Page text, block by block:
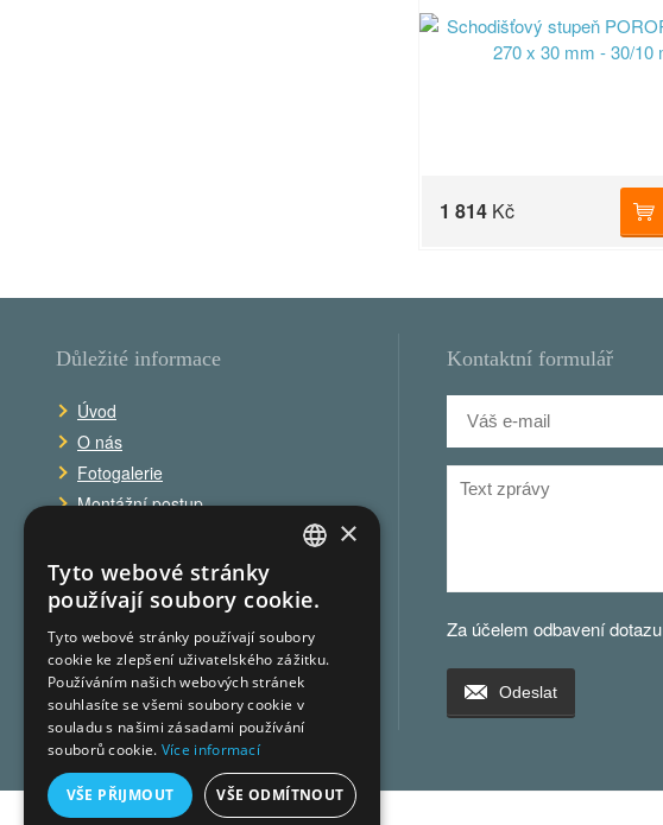
1 814 Kč
Důležité informace
Úvod
O nás
Fotogalerie
Montážní postup
Reklamační řád
Ochrana osobních údajů
Kontakt
Kontaktní formulář
Za účelem odbavení dotazu
Odeslat
CZECH
×
Tyto webové stránky
používají soubory cookie.
Tyto webové stránky používají soubory
cookie ke zlepšení uživatelského zážitku.
Používáním našich webových stránek
souhlasíte se všemi soubory cookie v
souladu s našimi zásadami používání
souborů cookie. Více informací
VŠE PŘIJMOUT VŠE ODMÍTNOUT